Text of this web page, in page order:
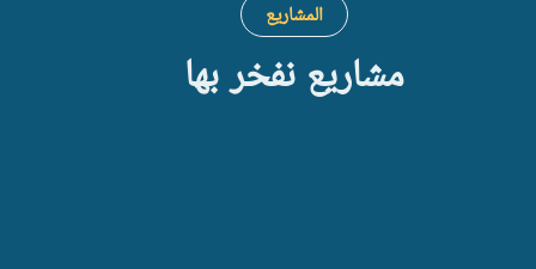
المشاريع
مشاريع نفخر بها